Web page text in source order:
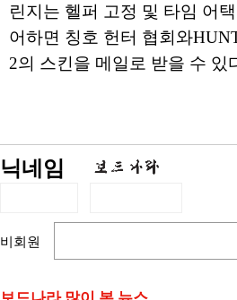
린지는 헬퍼 고정 및 타임 어
어하면 칭호 헌터 협회와
2의 스킨을 메일로 받을 수 있
닉네임
비회원